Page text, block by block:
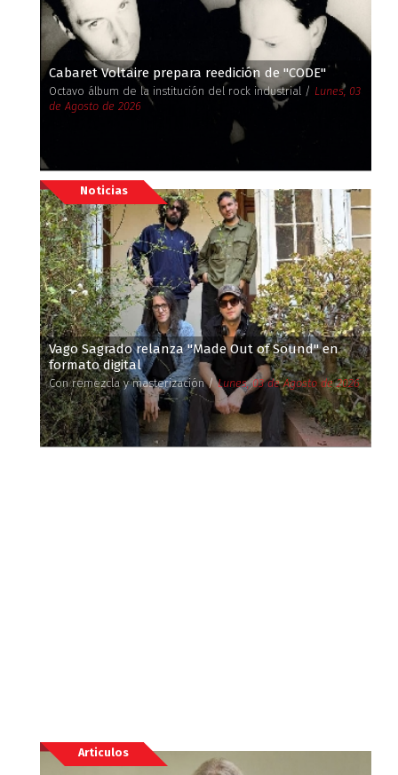
Cabaret Voltaire prepara reedición de ''CODE''
Octavo álbum de la institución del rock industrial / Lunes, 03
de Agosto de 2026
Noticias
Vago Sagrado relanza ''Made Out of Sound'' en
formato digital
Con remezcla y masterización /Lunes, 03 de Agosto de 2026
Articulos